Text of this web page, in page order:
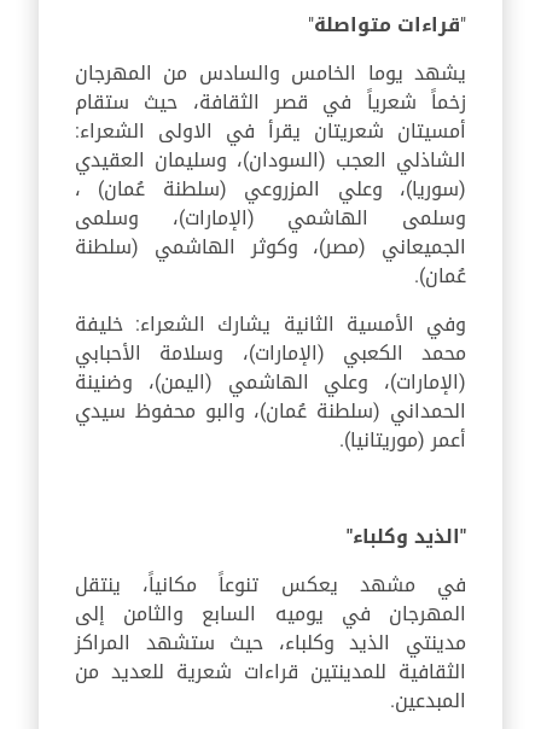
"قراءات متواصلة"
يشهد يوما الخامس والسادس من المهرجان
زخماً شعرياً في قصر الثقافة، حيث ستقام
أمسيتان شعريتان يقرأ في الاولى الشعراء:
الشاذلي العجب (السودان)، وسليمان العقيدي
(سوريا)، وعلي المزروعي (سلطنة عُمان) ،
وسلمى الهاشمي (الإمارات)، وسلمى
الجميعاني (مصر)، وكوثر الهاشمي (سلطنة
عُمان).
وفي الأمسية الثانية يشارك الشعراء: خليفة
محمد الكعبي (الإمارات)، وسلامة الأحبابي
(الإمارات)، وعلي الهاشمي (اليمن)، وضنينة
الحمداني (سلطنة عُمان)، والبو محفوظ سيدي
أعمر (موريتانيا).
"الذيد وكلباء"
في مشهد يعكس تنوعاً مكانياً، ينتقل
المهرجان في يوميه السابع والثامن إلى
مدينتي الذيد وكلباء، حيث ستشهد المراكز
الثقافية للمدينتين قراءات شعرية للعديد من
المبدعين.